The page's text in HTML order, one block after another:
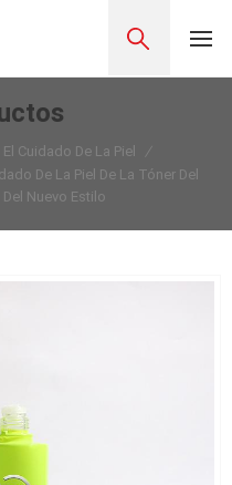
Cuidado De La Piel
/
De La Piel De La Tóner Del
Nuevo Estilo